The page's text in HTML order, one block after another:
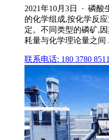
2021年10月3日 · 磷酸
的化学组成,按化学反
定。不同类型的磷矿,
耗量与化学理论量之间 .
联系电话: 180 3780 8511